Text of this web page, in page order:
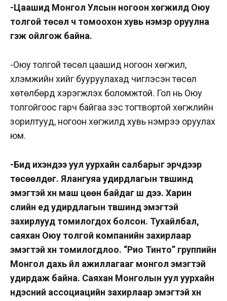
-Цаашид Монгол Улсын ногоон хөгжилд Оюу
толгой төсөл ч томоохон хувь нэмэр оруулна
гэж ойлгож байна.
-Оюу толгой төсөл цаашид ногоон хөгжил,
хүлэмжийн хийг бууруулахад чиглэсэн төсөл
хөтөлбөрүүд хэрэгжүүлэх боломжтой. Гол нь Оюу
толгойгоос гарч байгаа зэс тогтвортой хөгжлийн
зорилтууд, ногоон хөгжилд хувь нэмрээ оруулах
юм.
-Бид ихэндээ уул уурхайн салбарыг эрчүүдээр
төсөөлдөг. Ялангуяа удирдлагын түвшинд
эмэгтэй хүн маш цөөн байдаг шүү дээ. Харин
сүүлийн үед удирдлагын түвшинд эмэгтэй
захирлууд томилогдох болсон. Тухайлбал,
саяхан Оюу толгой компанийн захирлаар
эмэгтэй хүн томилогдлоо. “Рио Тинто” группийн
Монгол дахь үйл ажиллагааг монгол эмэгтэй
удирдаж байна. Саяхан Монголын уул уурхайн
үндэсний ассоциацийн захирлаар эмэгтэй хүн